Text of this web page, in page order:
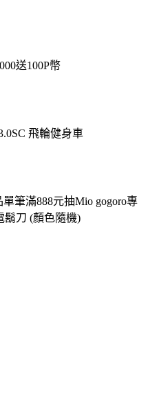
送100P幣
飛輪健身車
筆滿888元抽Mio gogoro專
鬍刀 (顏色隨機)